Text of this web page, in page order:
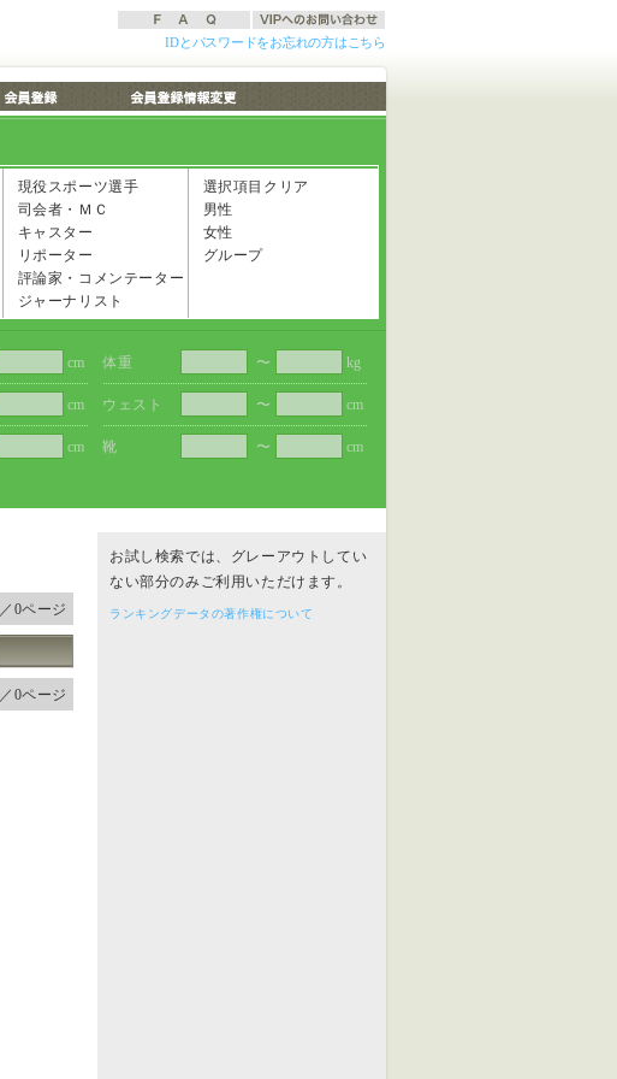
IDとパスワードをお忘れの方はこちら
現役スポーツ選手
司会者・ＭＣ
キャスター
リポーター
評論家・コメンテーター
ジャーナリスト
選択項目クリア
男性
女性
グループ
cm
cm
cm
体重 〜 kg
ウェスト 〜 cm
靴 〜 cm
／0ページ
／0ページ
お試し検索では、グレーアウトしてい
ない部分のみご利用いただけます。
ランキングデータの著作権について